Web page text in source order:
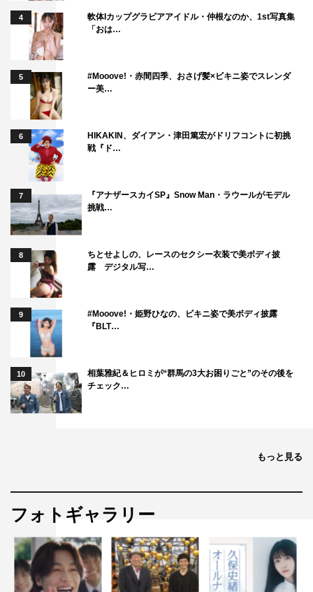
4
軟体Iカップグラビアアイドル・仲根なのか、1st写真集
「おは…
5
#Mooove!・赤間四季、おさげ髪×ビキニ姿でスレンダ
ー美…
6
HIKAKIN、ダイアン・津田篤宏がドリフコントに初挑
戦『ド…
7
『アナザースカイSP』Snow Man・ラウールがモデル
挑戦…
8
ちとせよしの、レースのセクシー衣装で美ボディ披
露 デジタル写…
9
#Mooove!・姫野ひなの、ビキニ姿で美ボディ披露
『BLT…
10
相葉雅紀＆ヒロミが“群馬の3大お困りごと”のその後を
チェック…
もっと見る
フォトギャラリー